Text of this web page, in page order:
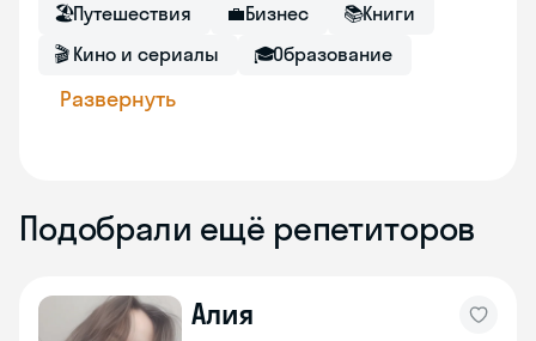
🏖Путешествия 💼Бизнес 📚Книги
🎬 Кино и сериалы 🎓Образование
Развернуть
Подобрали ещё репетиторов
Алия